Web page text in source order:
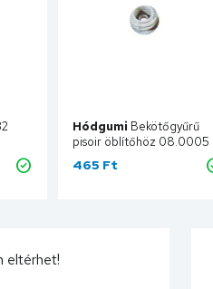
Hódgumi Bekötőgyűrű
pisoir öblítőhöz 08.0005
465 Ft
eltérhet!